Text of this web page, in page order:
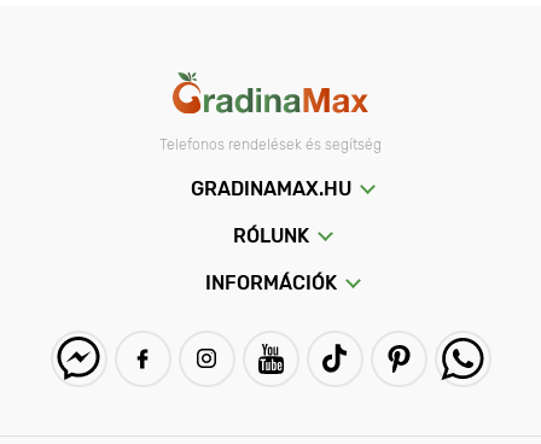
Telefonos rendelések és segítség
GRADINAMAX.HU
RÓLUNK
INFORMÁCIÓK